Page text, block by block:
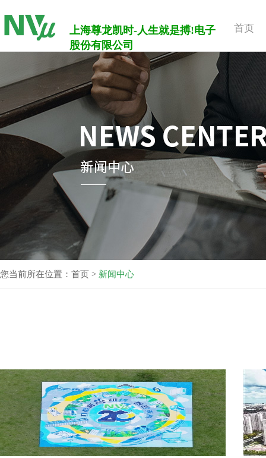
首页
上海尊龙凯时-人生就是搏!电子
股份有限公司
您当前所在位置： 首页 > 新闻中心